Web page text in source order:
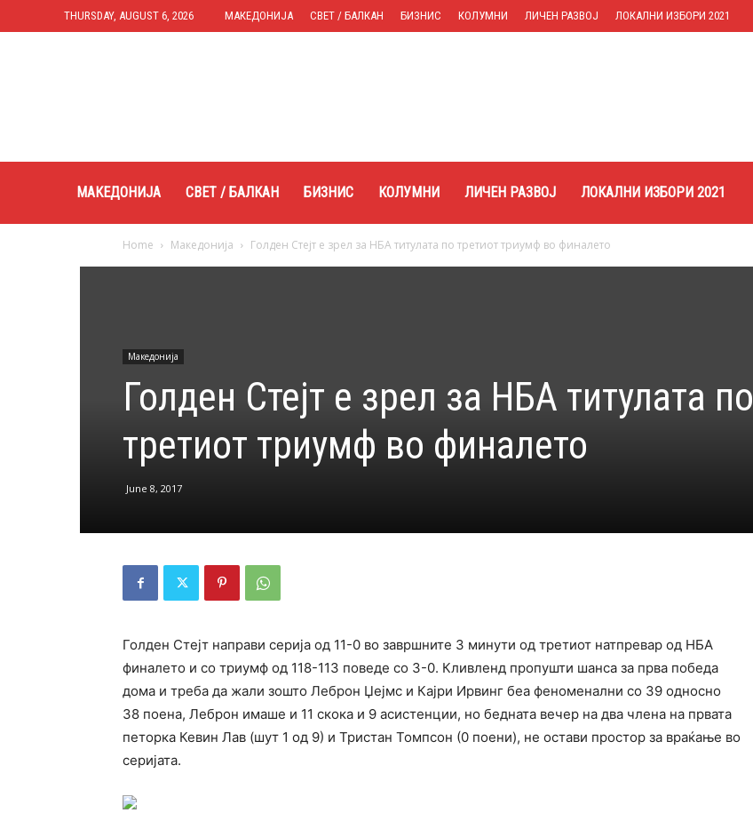
THURSDAY, AUGUST 6, 2026 МАКЕДОНИЈА СВЕТ / БАЛКАН БИЗНИС КОЛУМНИ ЛИЧЕН РАЗВОЈ ЛОКАЛНИ ИЗБОРИ 2021
МАКЕДОНИЈА СВЕТ / БАЛКАН БИЗНИС КОЛУМНИ ЛИЧЕН РАЗВОЈ ЛОКАЛНИ ИЗБОРИ 2021
Home Македонија Голден Стејт е зрел за НБА титулата по третиот триумф во финалето
Македонија
Голден Стејт е зрел за НБА титулата по
третиот триумф во финалето
June 8, 2017
Голден Стејт направи серија од 11-0 во завршните 3 минути од третиот натпревар од НБА
финалето и со триумф од 118-113 поведе со 3-0. Кливленд пропушти шанса за прва победа
дома и треба да жали зошто Леброн Џејмс и Кајри Ирвинг беа феноменални со 39 односно
38 поена, Леброн имаше и 11 скока и 9 асистенции, но бедната вечер на два члена на првата
петорка Кевин Лав (шут 1 од 9) и Тристан Томпсон (0 поени), не остави простор за враќање во
серијата.